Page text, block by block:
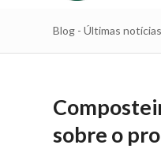
Blog - Últimas notícias
sobre o